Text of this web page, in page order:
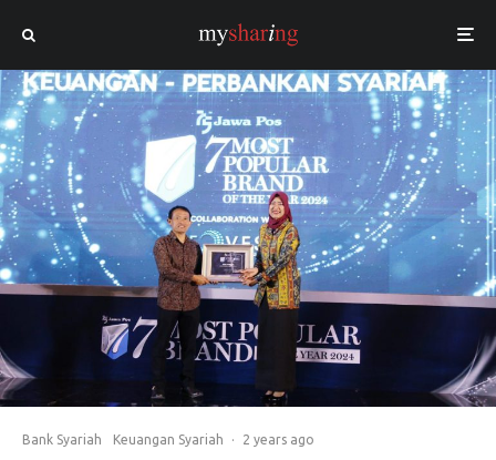
Bank Syariah Keuangan Syariah · 2 years ago